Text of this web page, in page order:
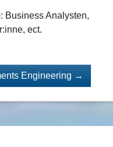
: Business Analysten,
ect.
Engineering →